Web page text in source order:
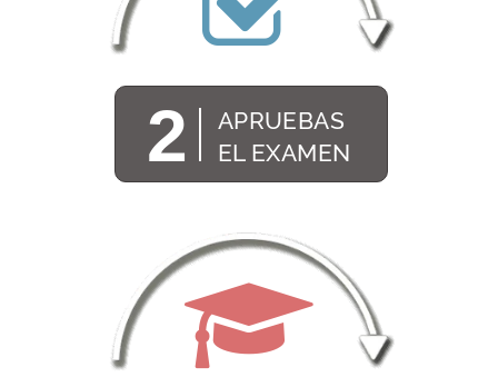
2
APRUEBAS
EL EXAMEN